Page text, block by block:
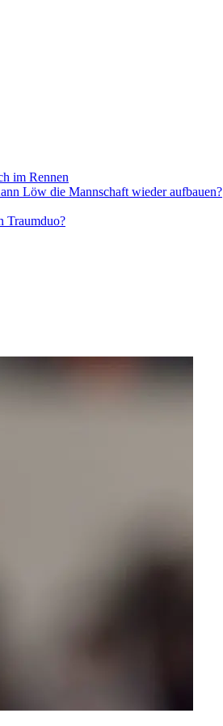
im Rennen
Löw die Mannschaft wieder aufbauen?
Traumduo?